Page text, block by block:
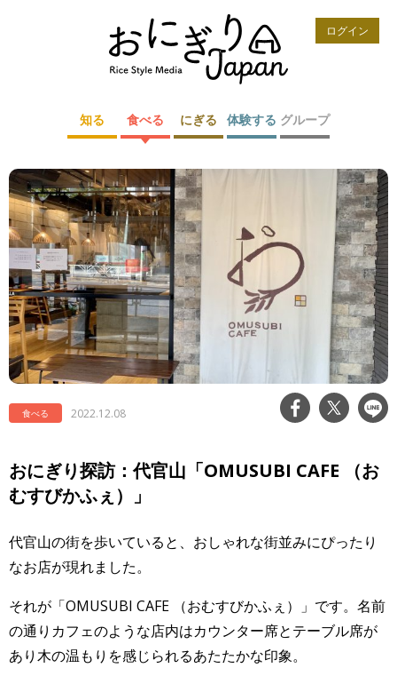
ログイン
知る 食べる にぎる 体験する グループ
食べる 2022.12.08
おにぎり探訪：代官山「OMUSUBI CAFE （お
むすびかふぇ）」
代官山の街を歩いていると、おしゃれな街並みにぴったり
なお店が現れました。
それが「OMUSUBI CAFE （おむすびかふぇ）」です。名前
の通りカフェのような店内はカウンター席とテーブル席が
あり木の温もりを感じられるあたたかな印象。